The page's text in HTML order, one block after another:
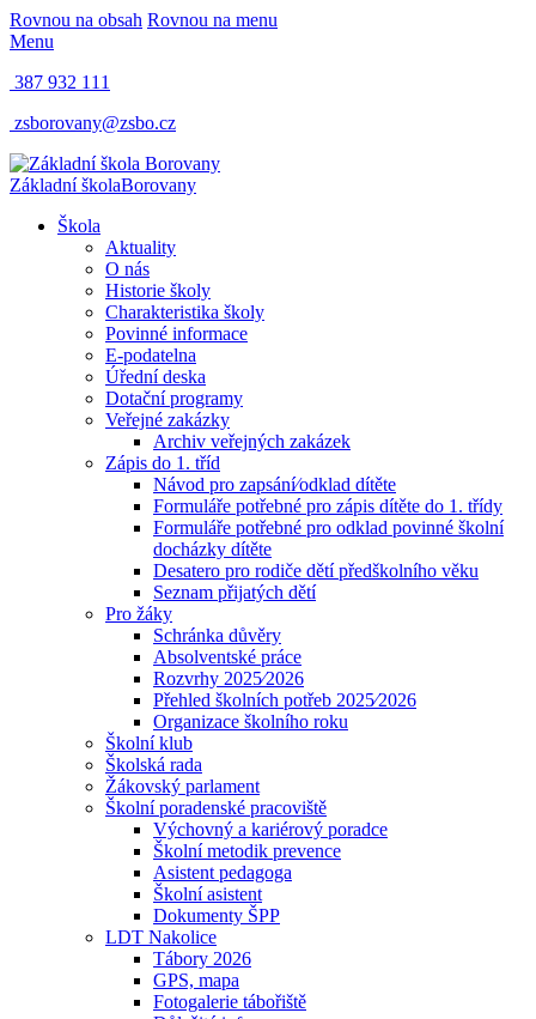
Rovnou na obsah Rovnou na menu
Menu
387 932 111
zsborovany@zsbo.cz
Základní školaBorovany
Škola
Aktuality
O nás
Historie školy
Charakteristika školy
Povinné informace
E-podatelna
Úřední deska
Dotační programy
Veřejné zakázky
Archiv veřejných zakázek
Zápis do 1. tříd
Návod pro zapsání⁄odklad dítěte
Formuláře potřebné pro zápis dítěte do 1. třídy
Formuláře potřebné pro odklad povinné školní
docházky dítěte
Desatero pro rodiče dětí předškolního věku
Seznam přijatých dětí
Pro žáky
Schránka důvěry
Absolventské práce
Rozvrhy 2025⁄2026
Přehled školních potřeb 2025⁄2026
Organizace školního roku
Školní klub
Školská rada
Žákovský parlament
Školní poradenské pracoviště
Výchovný a kariérový poradce
Školní metodik prevence
Asistent pedagoga
Školní asistent
Dokumenty ŠPP
LDT Nakolice
Tábory 2026
GPS, mapa
Fotogalerie tábořiště